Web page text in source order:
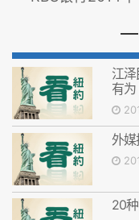
江
有为
外媒
20